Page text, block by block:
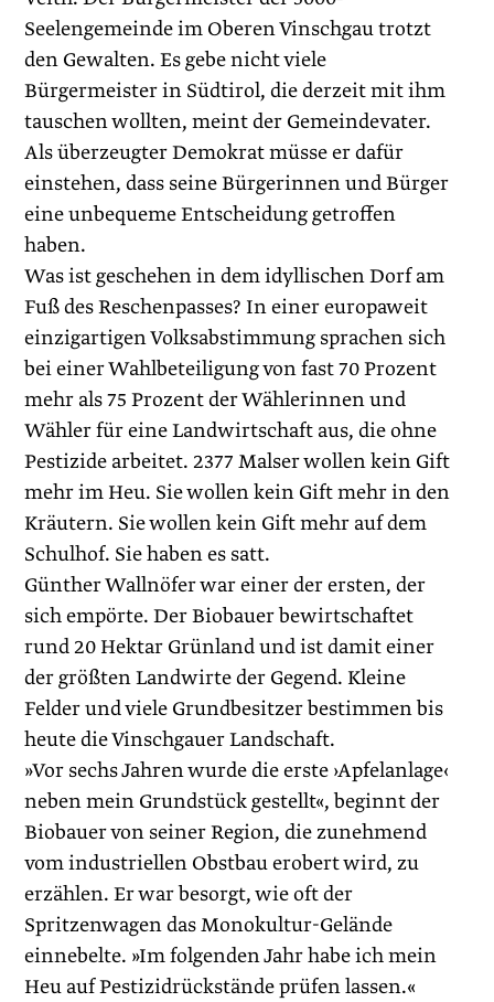
Seelengemeinde im Oberen Vinschgau trotzt
den Gewalten. Es gebe nicht viele
Bürgermeister in Südtirol, die derzeit mit ihm
tauschen wollten, meint der Gemeindevater.
Als überzeugter Demokrat müsse er dafür
einstehen, dass seine Bürgerinnen und Bürger
eine unbequeme Entscheidung getroffen
haben.
Was ist geschehen in dem idyllischen Dorf am
Fuß des Reschenpasses? In einer europaweit
einzigartigen Volksabstimmung sprachen sich
bei einer Wahlbeteiligung von fast 70 Prozent
mehr als 75 Prozent der Wählerinnen und
Wähler für eine Landwirtschaft aus, die ohne
Pestizide arbeitet. 2377 Malser wollen kein Gift
mehr im Heu. Sie wollen kein Gift mehr in den
Kräutern. Sie wollen kein Gift mehr auf dem
Schulhof. Sie haben es satt.
Günther Wallnöfer war einer der ersten, der
sich empörte. Der Biobauer bewirtschaftet
rund 20 Hektar Grünland und ist damit einer
der größten Landwirte der Gegend. Kleine
Felder und viele Grundbesitzer bestimmen bis
heute die Vinschgauer Landschaft.
»Vor sechs Jahren wurde die erste ›Apfelanlage‹
neben mein Grundstück gestellt«, beginnt der
Biobauer von seiner Region, die zunehmend
vom industriellen Obstbau erobert wird, zu
erzählen. Er war besorgt, wie oft der
Spritzenwagen das Monokultur-Gelände
einnebelte. »Im folgenden Jahr habe ich mein
Heu auf Pestizidrückstände prüfen lassen.«